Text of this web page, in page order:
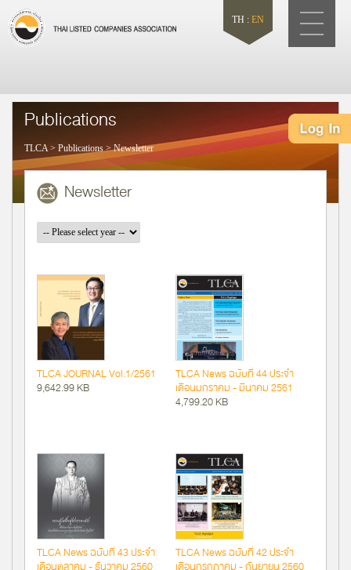
TH : EN
Publications
TLCA> Publications>Newsletter
Newsletter
TLCA JOURNAL Vol.1/2561
9,642.99 KB
TLCA News ฉบับที่ 44 ประจำ
เดือนมกราคม - มีนาคม 2561
4,799.20 KB
TLCA News ฉบับที่ 43 ประจำ
เดือนตุลาคม - ธันวาคม 2560
TLCA News ฉบับที่ 42 ประจำ
เดือนกรกฎาคม - กันยายน 2560